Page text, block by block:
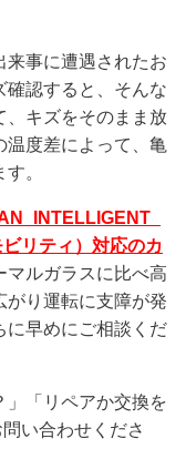
来事に遭遇されたお
確認すると、そんな
、キズをそのまま放
温度差によって、亀
。
リティ）対応のカ
マルガラスに比べ高
がり運転に支障が発
に早めにご相談くだ
」「リペアか交換を
い合わせくださ